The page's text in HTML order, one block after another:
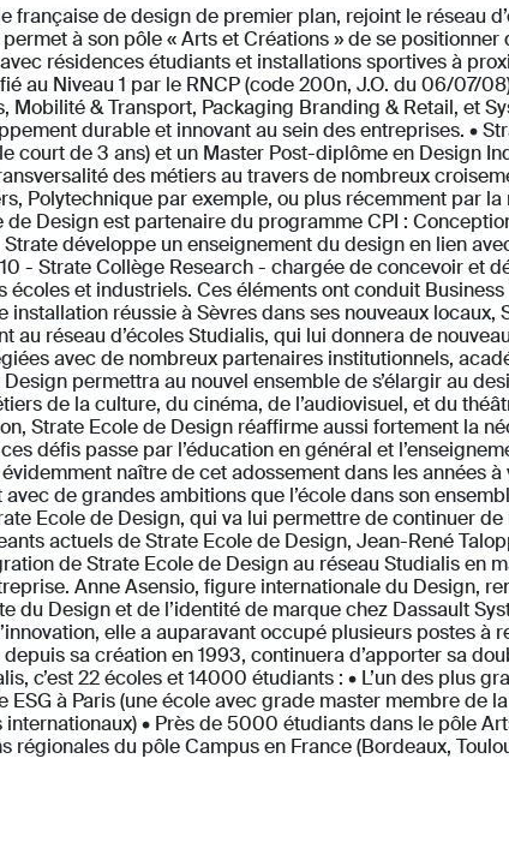
française de design de premier plan, rejoint le réseau
à son pôle « Arts et Créations » de se
résidences étudiants et installations sportives à
au Niveau 1 par le RNCP (code 200n, J.O. du 06/07/
Mobilité & Transport, Packaging Branding & Retail, et
durable et innovant au sein des entreprises. •
court de 3 ans) et un Master Post-diplôme en Design
des métiers au travers de nombreux
Polytechnique par exemple, ou plus récemment par
de Design est partenaire du programme CPI :
développe un enseignement du design en lien
- Strate Collège Research - chargée de concevoir et
écoles et industriels. Ces éléments ont conduit
installation réussie à Sèvres dans ses nouveaux
au réseau d’écoles Studialis, qui lui donnera de
avec de nombreux partenaires institutionnels,
permettra au nouvel ensemble de s’élargir au
de la culture, du cinéma, de l’audiovisuel, et du
Strate Ecole de Design réaffirme aussi fortement la
défis passe par l’éducation en général et
naître de cet adossement dans les années
avec de grandes ambitions que l’école dans son
Ecole de Design, qui va lui permettre de continuer
actuels de Strate Ecole de Design, Jean-René
de Strate Ecole de Design au réseau Studialis en
Anne Asensio, figure internationale du Design,
du Design et de l’identité de marque chez Dassault
elle a auparavant occupé plusieurs postes
sa création en 1993, continuera d’apporter sa
c’est 22 écoles et 14000 étudiants : • L’un des plus
ESG à Paris (une école avec grade master membre de
• Près de 5000 étudiants dans le pôle
régionales du pôle Campus en France (Bordeaux,